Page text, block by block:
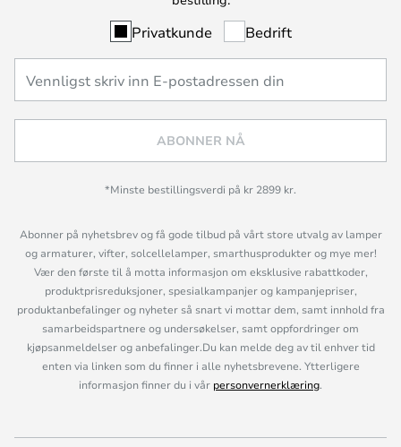
Privatkunde Bedrift
ABONNER NÅ
*Minste bestillingsverdi på kr 2899 kr.
Abonner på nyhetsbrev og få gode tilbud på vårt store utvalg av lamper
og armaturer, vifter, solcellelamper, smarthusprodukter og mye mer!
Vær den første til å motta informasjon om eksklusive rabattkoder,
produktprisreduksjoner, spesialkampanjer og kampanjepriser,
produktanbefalinger og nyheter så snart vi mottar dem, samt innhold fra
samarbeidspartnere og undersøkelser, samt oppfordringer om
kjøpsanmeldelser og anbefalinger.Du kan melde deg av til enhver tid
enten via linken som du finner i alle nyhetsbrevene. Ytterligere
informasjon finner du i vår personvernerklæring.